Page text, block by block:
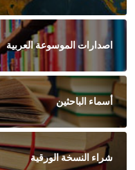
اصدارات الموسوعة العربية
أسماء الباحثين
شراء النسخة الورقية